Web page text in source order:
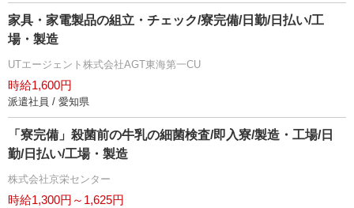
家具・家電製品の組立・チェック/寮完備/日勤/日払い/工
場・製造
UTエージェント株式会社AGT東海第一CU
時給1,600円
派遣社員 / 愛知県
「寮完備」殺菌前の牛乳の細菌検査/即入寮/製造・工場/日
勤/日払い/工場・製造
株式会社京栄センター
時給1,300円～1,625円